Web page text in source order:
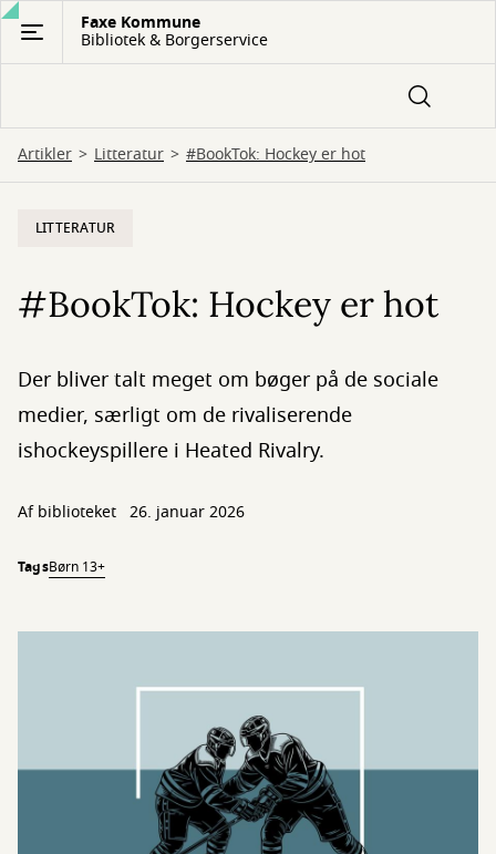
Gå
hovedindhold
Faxe Kommune
Bibliotek & Borgerservice
Artikler Litteratur #BookTok: Hockey er hot
LITTERATUR
#BookTok: Hockey er hot
Der bliver talt meget om bøger på de sociale
medier, særligt om de rivaliserende
ishockeyspillere i Heated Rivalry.
Af biblioteket 26. januar 2026
TagsBørn 13+